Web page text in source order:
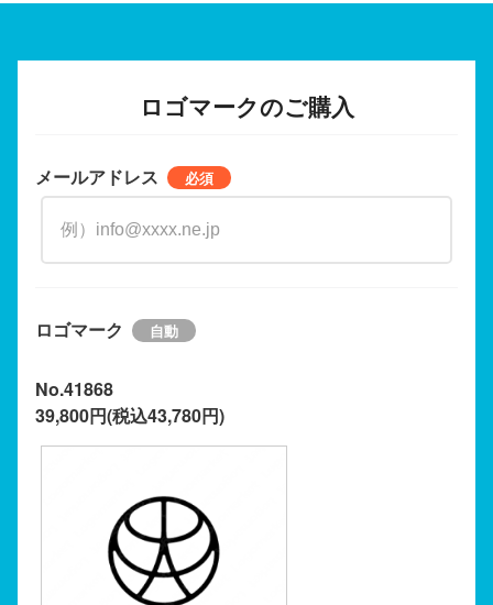
ロゴマークのご購入
メールアドレス
ロゴマーク
No.41868
39,800円(税込43,780円)